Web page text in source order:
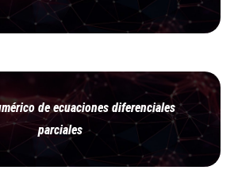
de ecuaciones diferenciales
parciales